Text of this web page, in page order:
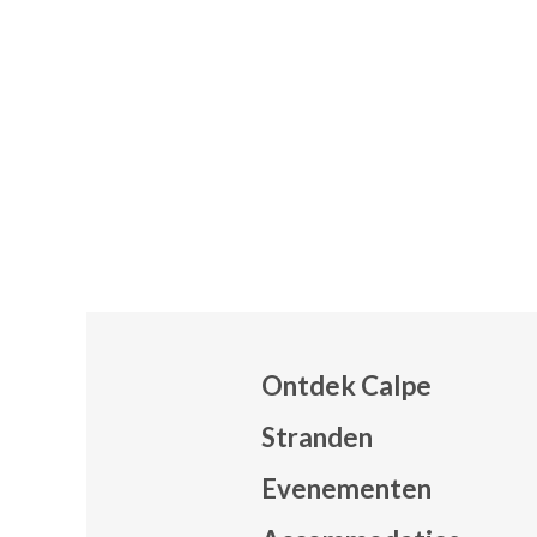
Ontdek Calpe
Stranden
Evenementen